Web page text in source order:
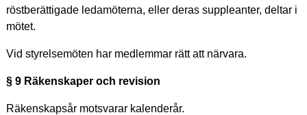
röstberättigade ledamöterna, eller deras suppleanter, deltar i
mötet.
Vid styrelsemöten har medlemmar rätt att närvara.
§ 9 Räkenskaper och revision
Räkenskapsår motsvarar kalenderår.